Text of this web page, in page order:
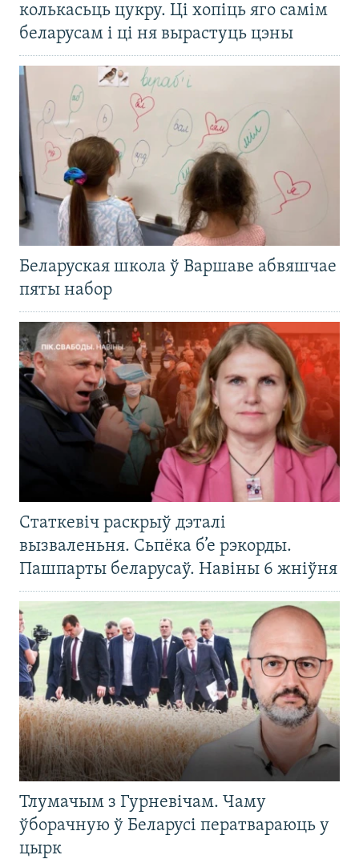
колькасьць цукру. Ці хопіць яго самім
беларусам і ці ня вырастуць цэны
Беларуская школа ў Варшаве абвяшчае
пяты набор
Статкевіч раскрыў дэталі
вызваленьня. Сьпёка б’е рэкорды.
Пашпарты беларусаў. Навіны 6 жніўня
Тлумачым з Гурневічам. Чаму
ўборачную ў Беларусі ператвараюць у
цырк